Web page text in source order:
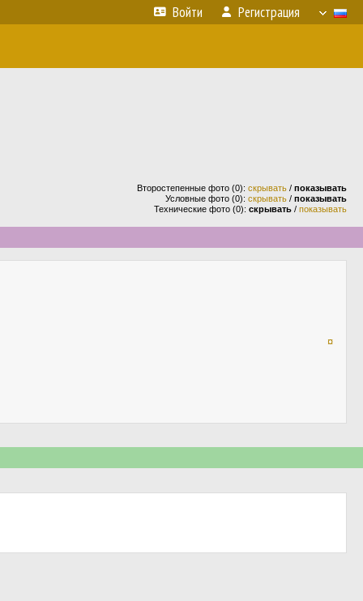
Войти Регистрация
Второстепенные фото (0): скрывать / показывать
Условные фото (0): скрывать / показывать
Технические фото (0): скрывать / показывать
¤